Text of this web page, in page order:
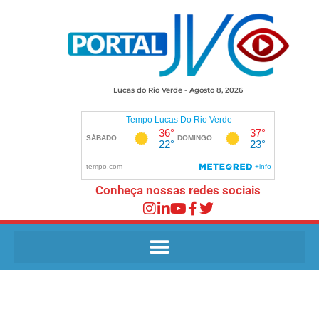
Lucas do Rio Verde - Agosto 8, 2026
Conheça nossas redes sociais